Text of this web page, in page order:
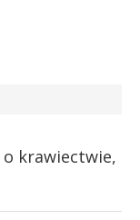
o krawiectwie,